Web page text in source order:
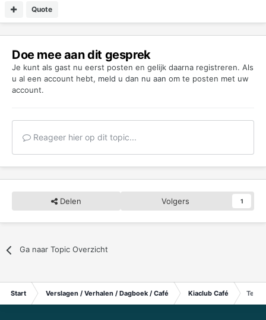
Quote
Doe mee aan dit gesprek
Je kunt als gast nu eerst posten en gelijk daarna registreren. Als
u al een account hebt, meld u dan nu aan om te posten met uw
account.
Reageer hier op dit topic...
Delen Volgers 1
Ga naar Topic Overzicht
Start Verslagen / Verhalen / Dagboek / Café Kiaclub Café